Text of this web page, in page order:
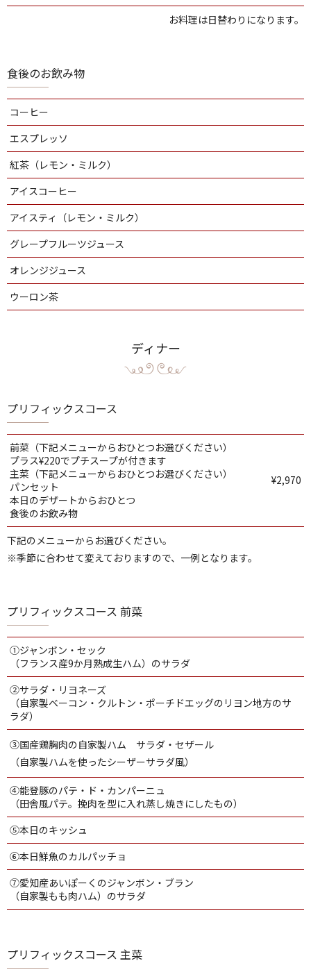
お料理は日替わりになります。
食後のお飲み物
コーヒー
エスプレッソ
紅茶（レモン・ミルク）
アイスコーヒー
アイスティ（レモン・ミルク）
グレープフルーツジュース
オレンジジュース
ウーロン茶
ディナー
プリフィックスコース
前菜（下記メニューからおひとつお選びください）
プラス¥220でプチスープが付きます
主菜（下記メニューからおひとつお選びください）
パンセット
本日のデザートからおひとつ
食後のお飲み物
¥2,970
下記のメニューからお選びください。
※季節に合わせて変えておりますので、一例となります。
プリフィックスコース 前菜
①ジャンボン・セック
（フランス産9か月熟成生ハム）のサラダ
②サラダ・リヨネーズ
（自家製ベーコン・クルトン・ポーチドエッグのリヨン地方のサ
ラダ）
③国産鶏胸肉の自家製ハム サラダ・セザール
（自家製ハムを使ったシーザーサラダ風）
④能登豚のパテ・ド・カンパーニュ
（田舎風パテ。挽肉を型に入れ蒸し焼きにしたもの）
⑤本日のキッシュ
⑥本日鮮魚のカルパッチョ
⑦愛知産あいぽーくのジャンボン・ブラン
（自家製もも肉ハム）のサラダ
プリフィックスコース 主菜